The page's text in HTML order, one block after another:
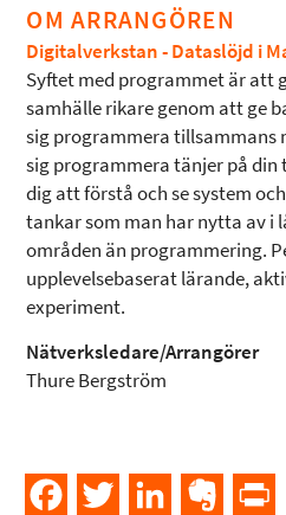
OM ARRANGÖREN
Digitalverkstan - Dataslöjd i
Syftet med programmet är att
samhälle rikare genom att ge
sig programmera tillsammans
sig programmera tänjer på
dig att förstå och se system
tankar som man har nytta av i
områden än programmering.
upplevelsebaserat lärande,
experiment.
Nätverksledare/Arrangörer
Thure Bergström
FacebookTwitter LinkedInEvernote